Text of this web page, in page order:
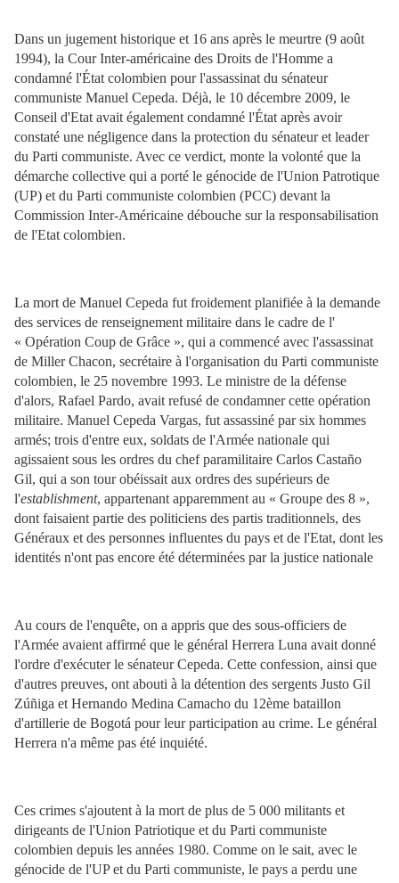
Dans un jugement historique et 16 ans après le meurtre (9 août
1994), la Cour Inter-américaine des Droits de l'Homme a
condamné l'État colombien pour l'assassinat du sénateur
communiste Manuel Cepeda. Déjà, le 10 décembre 2009, le
Conseil d'Etat avait également condamné l'État après avoir
constaté une négligence dans la protection du sénateur et leader
du Parti communiste. Avec ce verdict, monte la volonté que la
démarche collective qui a porté le génocide de l'Union Patrotique
(UP) et du Parti communiste colombien (PCC) devant la
Commission Inter-Américaine débouche sur la responsabilisation
de l'Etat colombien.
La mort de Manuel Cepeda fut froidement planifiée à la demande
des services de renseignement militaire dans le cadre de l'
« Opération Coup de Grâce », qui a commencé avec l'assassinat
de Miller Chacon, secrétaire à l'organisation du Parti communiste
colombien, le 25 novembre 1993. Le ministre de la défense
d'alors, Rafael Pardo, avait refusé de condamner cette opération
militaire. Manuel Cepeda Vargas, fut assassiné par six hommes
armés; trois d'entre eux, soldats de l'Armée nationale qui
agissaient sous les ordres du chef paramilitaire Carlos Castaño
Gil, qui a son tour obéissait aux ordres des supérieurs de
l'establishment, appartenant apparemment au « Groupe des 8 »,
dont faisaient partie des politiciens des partis traditionnels, des
Généraux et des personnes influentes du pays et de l'Etat, dont les
identités n'ont pas encore été déterminées par la justice nationale
Au cours de l'enquête, on a appris que des sous-officiers de
l'Armée avaient affirmé que le général Herrera Luna avait donné
l'ordre d'exécuter le sénateur Cepeda. Cette confession, ainsi que
d'autres preuves, ont abouti à la détention des sergents Justo Gil
Zúñiga et Hernando Medina Camacho du 12ème bataillon
d'artillerie de Bogotá pour leur participation au crime. Le général
Herrera n'a même pas été inquiété.
Ces crimes s'ajoutent à la mort de plus de 5 000 militants et
dirigeants de l'Union Patriotique et du Parti communiste
colombien depuis les années 1980. Comme on le sait, avec le
génocide de l'UP et du Parti communiste, le pays a perdu une